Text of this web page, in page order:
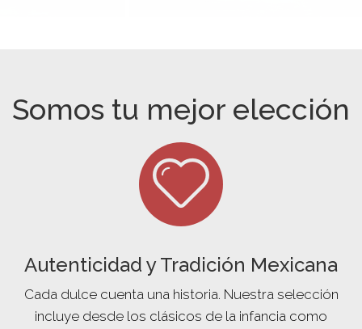
Somos tu mejor elección
Autenticidad y Tradición Mexicana
Cada dulce cuenta una historia. Nuestra selección
incluye desde los clásicos de la infancia como